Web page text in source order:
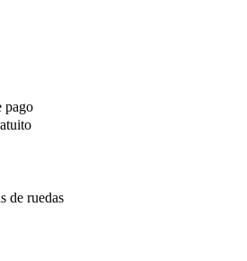
pago
de ruedas